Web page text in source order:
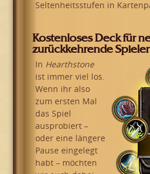
Seltenheitsstufen in
Kostenloses Deck für
zurückkehrende Spieler
In Hearthstone
ist immer viel los.
Wenn ihr also
zum ersten Mal
das Spiel
ausprobiert –
oder eine längere
Pause eingelegt
habt – möchten